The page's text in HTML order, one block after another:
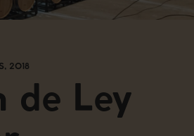
2018
de Ley